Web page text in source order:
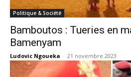
Politique & Société
Bamboutos : Tueries en
Bamenyam
Ludovic Ngoueka - 21 novembre 2023